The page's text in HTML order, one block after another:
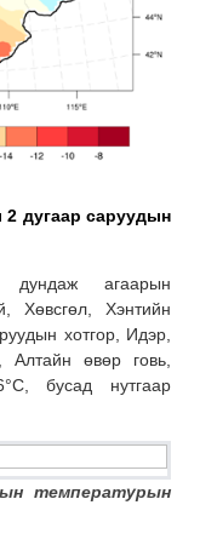
2 дугаар саруудын
агаарын
Хөвсгөл, Хэнтийн
хотгор, Идэр,
өвөр говь,
бусад нутгаар
температурын